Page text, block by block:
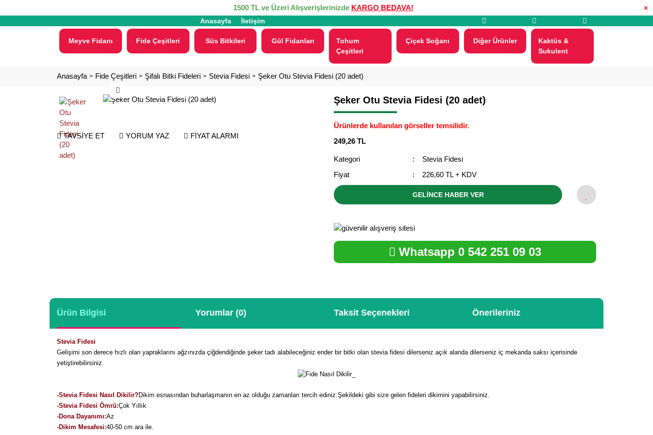
×
1500 TL ve Üzeri Alışverişlerinizde KARGO BEDAVA!
Anasayfa İletişim
Meyve Fidanı Fide Çeşitleri Süs Bitkileri Gül Fidanları
Tohum
Çeşitleri
Çiçek Soğanı Diğer Ürünler
Kaktüs &
Sukulent
Anasayfa Fide Çeşitleri Şifalı Bitki Fideleri Stevia Fidesi Şeker Otu Stevia Fidesi (20 adet)
TAVSİYE ET YORUM YAZ FİYAT ALARMI
Şeker Otu Stevia Fidesi (20 adet)
Ürünlerde kullanılan görseller temsilidir.
249,26 TL
Kategori
Stevia Fidesi
Fiyat
226,60 TL + KDV
GELİNCE HABER VER
Whatsapp 0 542 251 09 03
Ürün Bilgisi Yorumlar (0) Taksit Seçenekleri Önerileriniz
Stevia Fidesi
Gelişimi son derece hızlı olan yapraklarını ağzınızda çiğdendiğinde şeker tadı alabileceğiniz ender bir bitki olan stevia fidesi dilerseniz açık alanda dilerseniz iç mekanda saksı içerisinde
yetiştirebilirsiniz.
-Stevia Fidesi Nasıl Dikilir?Dikim esnasından buharlaşmanın en az olduğu zamanları tercih ediniz.Şekildeki gibi size gelen fideleri dikimini yapabilirsiniz.
-Stevia Fidesi Ömrü:Çok Yıllık
-Dona Dayanımı:Az
-Dikim Mesafesi:40-50 cm ara ile.